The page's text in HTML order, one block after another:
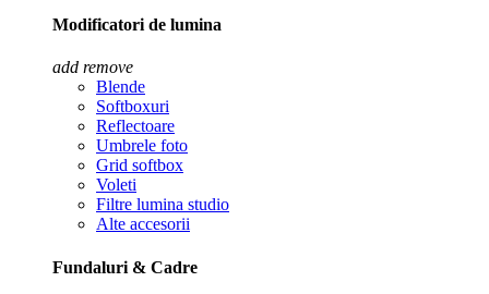
Modificatori de lumina
add remove
Blende
Softboxuri
Reflectoare
Umbrele foto
Grid softbox
Voleti
Filtre lumina studio
Alte accesorii
Fundaluri & Cadre